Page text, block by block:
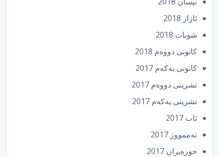
ئازار 2018
شوبات 2018
كانونی دووه‌م 2018
كانونی یه‌كه‌م 2017
تشرینی دووه‌م 2017
تشرینی یه‌كه‌م 2017
ئاب 2017
تەممووز 2017
حوزه‌یران 2017